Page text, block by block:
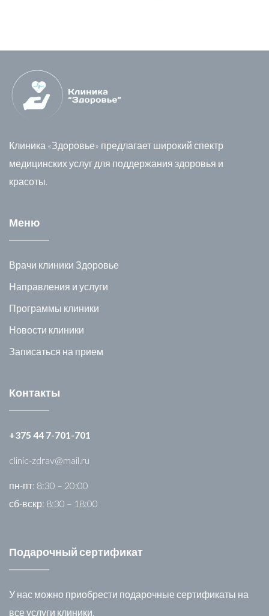
Клиника «Здоровье» предлагает широкий спектр
медицинских услуг для поддержания здоровья и
красоты.
Меню
Врачи клиники Здоровье
Направления и услуги
Программы клиники
Новости клиники
Записаться на прием
Контакты
+375 44 7-701-701
clinic-zdrav@mail.ru
пн-пт: 8:30 – 20:00
сб-вскр: 8:30 – 18:00
Подарочный сертификат
У нас можно приобрести подарочные сертификаты на
все услуги клиники.